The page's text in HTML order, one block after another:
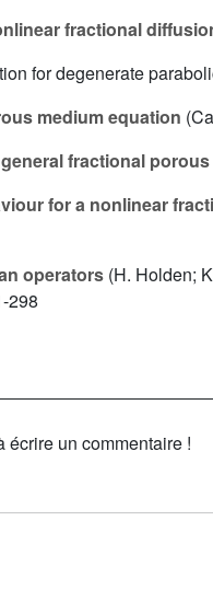
fractional
for degenerate
medium equation
fractional
for a nonlinear
operators (H. Holden;
298
écrire un commentaire !